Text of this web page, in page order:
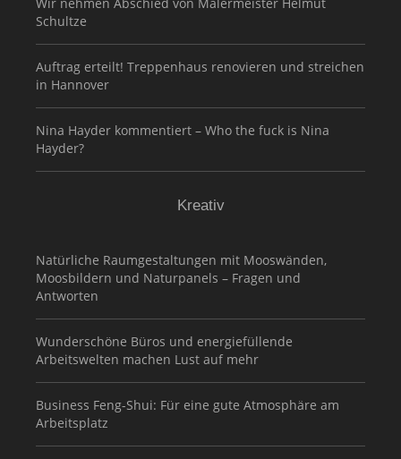
Schultze
Auftrag erteilt! Treppenhaus renovieren und streichen
in Hannover
Nina Hayder kommentiert – Who the fuck is Nina
Hayder?
Kreativ
Natürliche Raumgestaltungen mit Mooswänden,
Moosbildern und Naturpanels – Fragen und
Antworten
Wunderschöne Büros und energiefüllende
Arbeitswelten machen Lust auf mehr
Business Feng-Shui: Für eine gute Atmosphäre am
Arbeitsplatz